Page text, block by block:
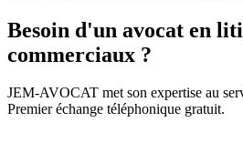
Besoin d'un avocat en
commerciaux ?
JEM-AVOCAT met son expertise au
Premier échange téléphonique gratuit.